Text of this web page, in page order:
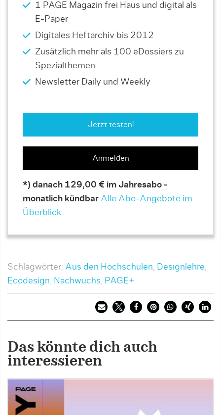
1 PAGE Magazin frei Haus und digital als
E-Paper
Digitales Heftarchiv bis 2012
Zusätzlich mehr als 100 eDossiers zu
Spezialthemen
Newsletter Daily und Weekly
Jetzt testen!
Anmelden
*) danach 129,00 € im Jahresabo -
monatlich kündbar Alle Abo-Angebote im
Überblick
Schlagwörter: Aus den Hochschulen, Designlehre,
Ecodesign, Nachwuchs, PAGE+
Das könnte dich auch
interessieren